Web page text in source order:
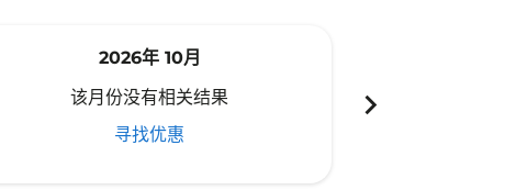
2026年 10月
该月份没有相关结果
寻找优惠
chevron_right